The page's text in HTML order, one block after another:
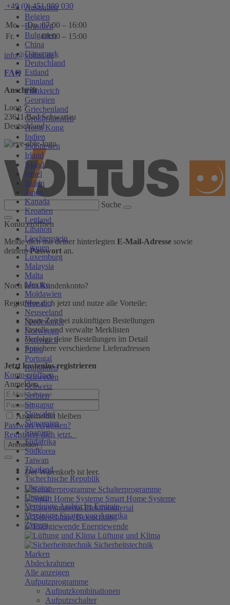
Australien
Belgien
Brasilien
Bulgarien
China
Dänemark
Deutschland
Estland
Finnland
Frankreich
Georgien
Griechenland
Großbritannien
Hong Kong
Indien
Indonesien
Irland
Island
Israel
Italien
Japan
Kanada
Kroatien
Lettland
Libanon
Liechtenstein
Litauen
Luxemburg
Malaysia
Malta
Mexiko
Moldawien
Monaco
Neuseeland
Niederlande
Norwegen
Österreich
Polen
Portugal
Rumänien
Schweden
Schweiz
Serbien
Singapur
Slowakei
Slowenien
Spanien
Südafrika
Südkorea
Taiwan
Thailand
Tschechische Republik
Ukraine
Ungarn
Vereinigte Arabische Emirate
Vereinigte Staaten von Amerika
Zypern
+49 (0) 451 989 030
Mo. – Do. 07:00 – 16:00
Fr.
08:00 – 15:00
info@voltus.de
FAQ
Anschrift
Loog 7
23611 Bad Schwartau
Deutschland
Suche
Konto eröffnen
Melde dich mit deiner hinterlegten E-Mail-Adresse sowie
deinemPasswort an.
Noch kein Kundenkonto?
Registriere dich jetzt und nutze alle Vorteile:
Spare Zeit bei zukünftigen Bestellungen
Erstelle und verwalte Merklisten
Verfolge deine Bestellungen im Detail
Speichere verschiedene Lieferadressen
Jetzt kostenlos registrieren
Konto eröffnen
Anmelden
Angemeldet bleiben
Passwort vergessen?
Registriere dich jetzt.
Anmelden
Der Warenkorb ist leer.
Schalterprogramme
Smart Home Systeme
Elektromaterial
Beleuchtung
Energiewende
Lüftung und Klima
Sicherheitstechnik
Marken
Abdeckrahmen
Alle anzeigen
Aufputzprogramme
Aufputzkombinationen
Aufputzschalter